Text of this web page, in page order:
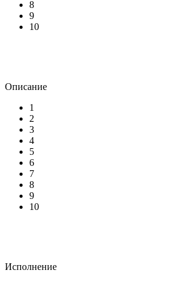
8
9
10
Описание
1
2
3
4
5
6
7
8
9
10
Исполнение